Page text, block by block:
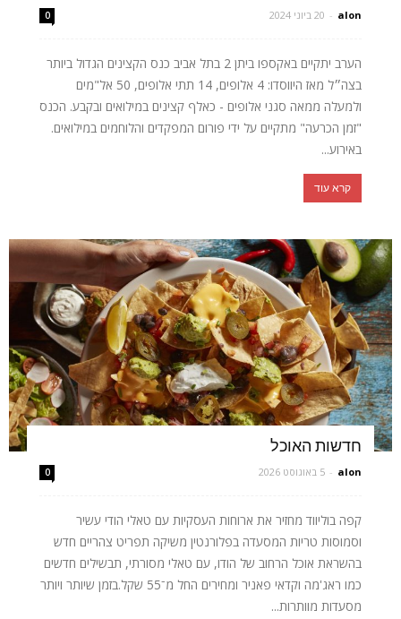
alon
- 20 ביוני 2024 0
הערב יתקיים באקספו ביתן 2 בתל אביב כנס הקצינים הגדול ביותר
בצה״ל מאז היווסדו: 4 אלופים, 14 תתי אלופים, 50 אל"מים
ולמעלה ממאה סגני אלופים - כאלף קצינים במילואים ובקבע. הכנס
"זמן הכרעה" מתקיים על ידי פורום המפקדים והלוחמים במילואים.
באירוע...
קרא עוד
חדשות האוכל
alon
- 5 באוגוסט 2026 0
קפה בוליווד מחזיר את ארוחות העסקיות עם טאלי הודי עשיר
וסמוסות טריות המסעדה בפלורנטין משיקה תפריט צהריים חדש
בהשראת אוכל הרחוב של הודו, עם טאלי מסורתי, תבשילים חדשים
כמו ראג'מה וקדאי פאניר ומחירים החל מ־55 שקל.בזמן שיותר ויותר
מסעדות מוותרות...